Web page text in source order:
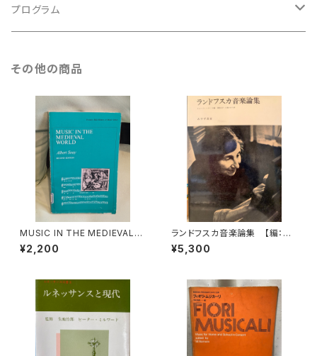
ルネサンス
古楽以外
古楽
プログラム
古楽以外
その他の商品
MUSIC IN THE MEDIEVAL
WORLD【著者：Albert Seay】
出版社：PRENTICE-HALL, IN
¥2,200
ランドフスカ音楽論集 【編：ド
ニーズ・レストウ編 共訳：鍋島
元子・大島かおり】 出版社：み
¥5,300